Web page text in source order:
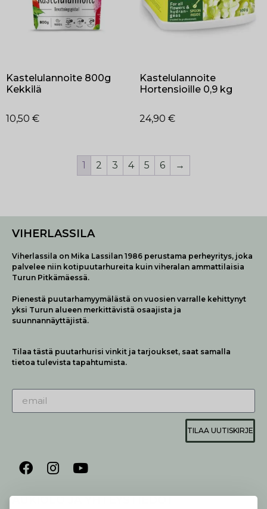
Kastelulannoite 800g
Kekkilä
10,50 €
Kastelulannoite
Hortensioille 0,9 kg
24,90 €
1 2 3 4 5 6 →
VIHERLASSILA
Viherlassila on Mika Lassilan 1986 perustama perheyritys, joka
palvelee niin kotipuutarhureita kuin viheralan ammattilaisia
Turun Pitkämäessä.
Pienestä puutarhamyymälästä on vuosien varralle kehittynyt
yksi Turun alueen merkittävistä osaajista ja
suunnannäyttäjistä.
Tilaa tästä puutarhurisi vinkit ja tarjoukset, saat samalla
tietoa tulevista tapahtumista.
TILAA UUTISKIRJE
AUKIOLO JA YHTEYSTIEDOT